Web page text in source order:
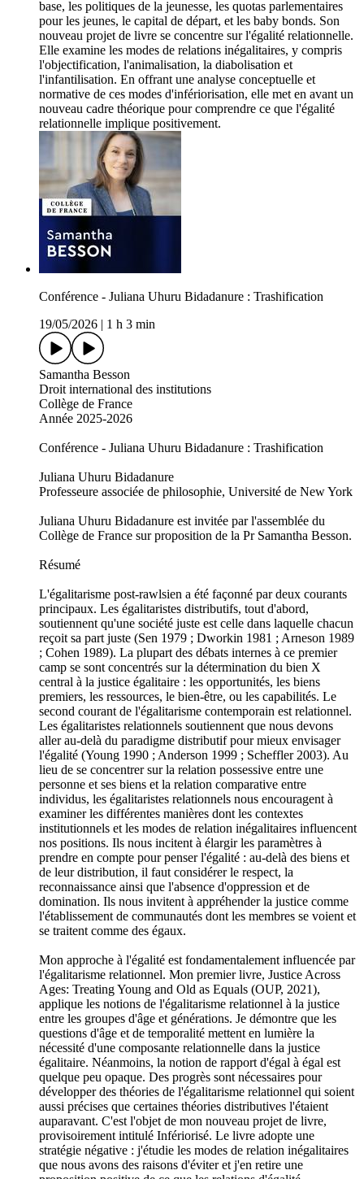
base, les politiques de la jeunesse, les quotas parlementaires
pour les jeunes, le capital de départ, et les baby bonds. Son
nouveau projet de livre se concentre sur l'égalité relationnelle.
Elle examine les modes de relations inégalitaires, y compris
l'objectification, l'animalisation, la diabolisation et
l'infantilisation. En offrant une analyse conceptuelle et
normative de ces modes d'infériorisation, elle met en avant un
nouveau cadre théorique pour comprendre ce que l'égalité
relationnelle implique positivement.
Conférence - Juliana Uhuru Bidadanure : Trashification
19/05/2026 | 1 h 3 min
Samantha Besson
Droit international des institutions
Collège de France
Année 2025-2026
Conférence - Juliana Uhuru Bidadanure : Trashification
Juliana Uhuru Bidadanure
Professeure associée de philosophie, Université de New York
Juliana Uhuru Bidadanure est invitée par l'assemblée du
Collège de France sur proposition de la Pr Samantha Besson.
Résumé
L'égalitarisme post-rawlsien a été façonné par deux courants
principaux. Les égalitaristes distributifs, tout d'abord,
soutiennent qu'une société juste est celle dans laquelle chacun
reçoit sa part juste (Sen 1979 ; Dworkin 1981 ; Arneson 1989
; Cohen 1989). La plupart des débats internes à ce premier
camp se sont concentrés sur la détermination du bien X
central à la justice égalitaire : les opportunités, les biens
premiers, les ressources, le bien-être, ou les capabilités. Le
second courant de l'égalitarisme contemporain est relationnel.
Les égalitaristes relationnels soutiennent que nous devons
aller au-delà du paradigme distributif pour mieux envisager
l'égalité (Young 1990 ; Anderson 1999 ; Scheffler 2003). Au
lieu de se concentrer sur la relation possessive entre une
personne et ses biens et la relation comparative entre
individus, les égalitaristes relationnels nous encouragent à
examiner les différentes manières dont les contextes
institutionnels et les modes de relation inégalitaires influencent
nos positions. Ils nous incitent à élargir les paramètres à
prendre en compte pour penser l'égalité : au-delà des biens et
de leur distribution, il faut considérer le respect, la
reconnaissance ainsi que l'absence d'oppression et de
domination. Ils nous invitent à appréhender la justice comme
l'établissement de communautés dont les membres se voient et
se traitent comme des égaux.
Mon approche à l'égalité est fondamentalement influencée par
l'égalitarisme relationnel. Mon premier livre, Justice Across
Ages: Treating Young and Old as Equals (OUP, 2021),
applique les notions de l'égalitarisme relationnel à la justice
entre les groupes d'âge et générations. Je démontre que les
questions d'âge et de temporalité mettent en lumière la
nécessité d'une composante relationnelle dans la justice
égalitaire. Néanmoins, la notion de rapport d'égal à égal est
quelque peu opaque. Des progrès sont nécessaires pour
développer des théories de l'égalitarisme relationnel qui soient
aussi précises que certaines théories distributives l'étaient
auparavant. C'est l'objet de mon nouveau projet de livre,
provisoirement intitulé Infériorisé. Le livre adopte une
stratégie négative : j'étudie les modes de relation inégalitaires
que nous avons des raisons d'éviter et j'en retire une